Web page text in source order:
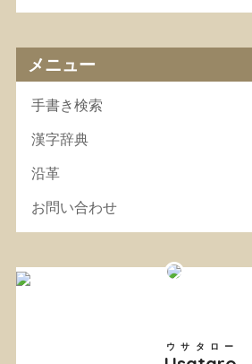
メニュー
手書き検索
漢字辞典
沿革
お問い合わせ
ウサタロー